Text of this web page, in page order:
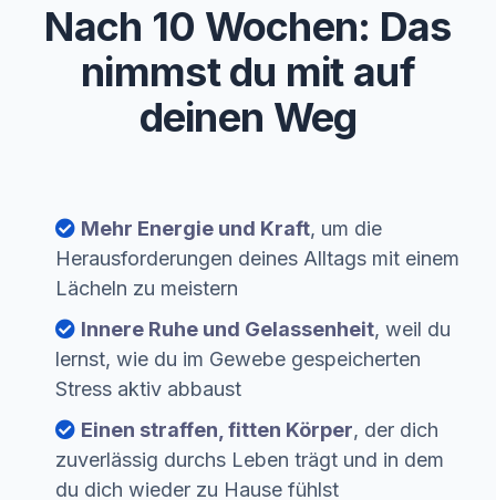
Nach 10 Wochen: Das
nimmst du mit auf
deinen Weg
Mehr Energie und Kraft, um die
Herausforderungen deines Alltags mit einem
Lächeln zu meistern
Innere Ruhe und Gelassenheit, weil du
lernst, wie du im Gewebe gespeicherten
Stress aktiv abbaust
Einen straffen, fitten Körper, der dich
zuverlässig durchs Leben trägt und in dem
du dich wieder zu Hause fühlst